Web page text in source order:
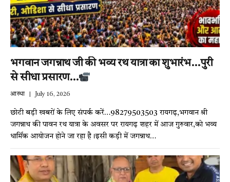
भगवान जगन्नाथ जी की भव्य रथ यात्रा का शुभारंभ…पुरी
से सीधा प्रसारण…
आस्था July 16, 2026
छोटी बड़ी खबरों के लिए संपर्क करें…98279503503 रायगढ़,भगवान श्री
जगन्नाथ की पावन रथ यात्रा के अवसर पर रायगढ़ शहर में आज गुरुवार,को भव्य
धार्मिक आयोजन होने जा रहा है।इसी कड़ी में जगन्नाथ…